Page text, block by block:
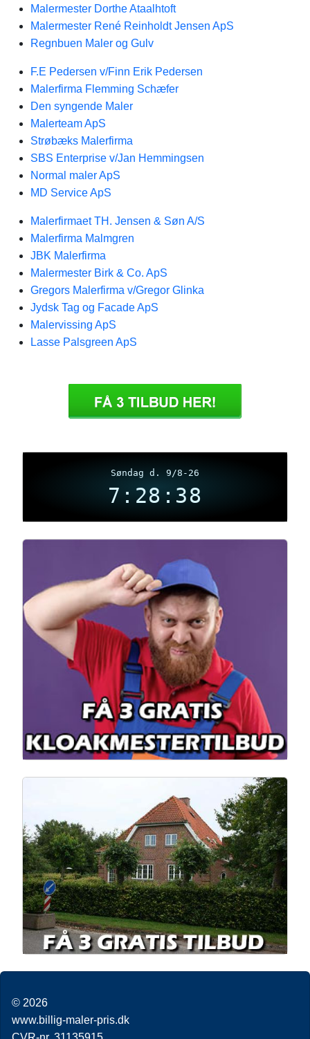
Malermester Dorthe Ataalhtoft
Malermester René Reinholdt Jensen ApS
Regnbuen Maler og Gulv
F.E Pedersen v/Finn Erik Pedersen
Malerfirma Flemming Schæfer
Den syngende Maler
Malerteam ApS
Strøbæks Malerfirma
SBS Enterprise v/Jan Hemmingsen
Normal maler ApS
MD Service ApS
Malerfirmaet TH. Jensen & Søn A/S
Malerfirma Malmgren
JBK Malerfirma
Malermester Birk & Co. ApS
Gregors Malerfirma v/Gregor Glinka
Jydsk Tag og Facade ApS
Malervissing ApS
Lasse Palsgreen ApS
Søndag d. 9/8-26
7:28:39
© 2026
www.billig-maler-pris.dk